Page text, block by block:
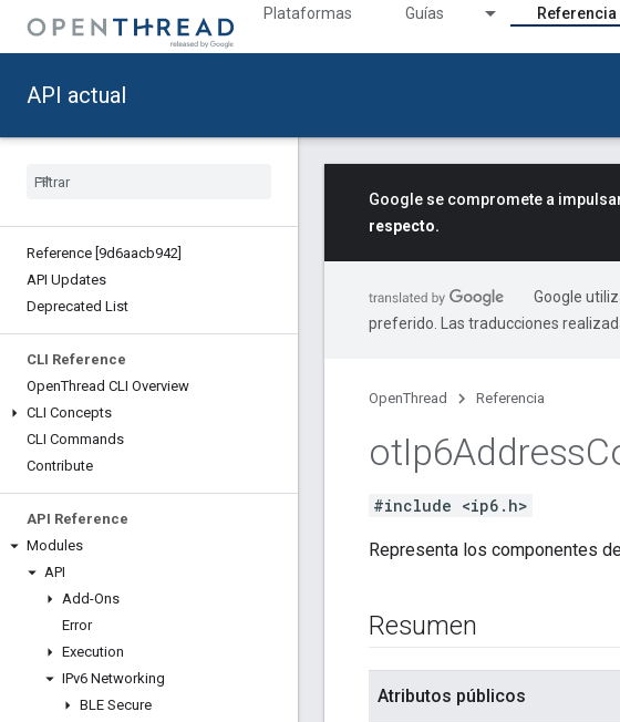
Plataformas Guías Referencia
API actual
Reference [9d6aacb942]
API Updates
Deprecated List
CLI Reference
OpenThread CLI Overview
CLI Concepts
CLI Commands
Contribute
API Reference
Modules
API
Add-Ons
Error
Execution
IPv6 Networking
BLE Secure
Google se compromete a
respecto.
Google
preferido. Las traducciones
OpenThread Referencia
otIp6Address
#include <ip6.h>
Representa los componentes
Resumen
Atributos públicos